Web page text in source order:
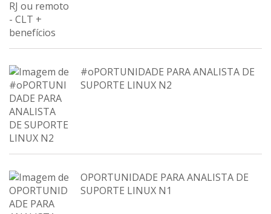
#oPORTUNIDADE PARA ANALISTA DE
SUPORTE LINUX N2
OPORTUNIDADE PARA ANALISTA DE
SUPORTE LINUX N1